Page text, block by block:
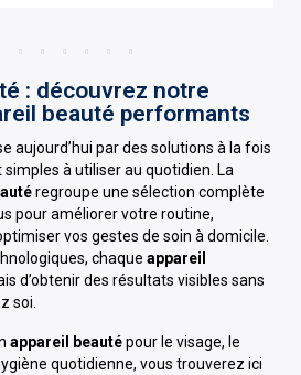
: découvrez notre
beauté performants
aujourd’hui par des solutions à la fois
à utiliser au quotidien. La
regroupe une sélection complète
pour améliorer votre routine,
vos gestes de soin à domicile.
chaque appareil
d’obtenir des résultats visibles sans
soi.
appareil beautépour le visage, le
quotidienne, vous trouverez ici